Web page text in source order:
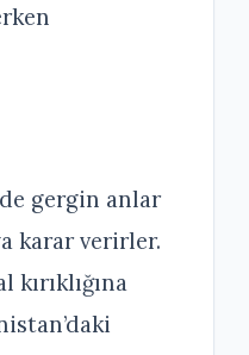
gergin anlar
karar verirler.